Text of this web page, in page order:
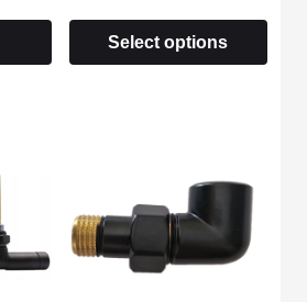
Select options